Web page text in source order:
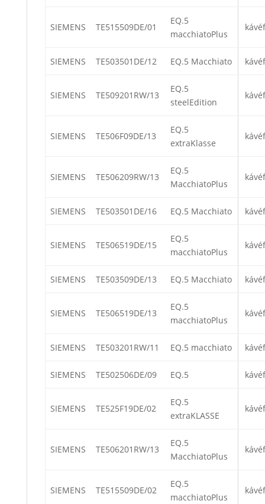
SIEMENS TE515509DE/01
EQ.5
macchiatoPlus
SIEMENS TE503501DE/12 EQ.5 Macchiato
SIEMENS TE509201RW/13
EQ.5
steelEdition
SIEMENS TE506F09DE/13
EQ.5
extraKlasse
SIEMENS TE506209RW/13
EQ.5
MacchiatoPlus
SIEMENS TE503501DE/16 EQ.5 Macchiato
SIEMENS TE506519DE/15
EQ.5
macchiatoPlus
SIEMENS TE503509DE/13 EQ.5 Macchiato
SIEMENS TE506519DE/13
EQ.5
macchiatoPlus
SIEMENS TE503201RW/11 EQ.5 macchiato
SIEMENS TE502506DE/09 EQ.5
SIEMENS TE525F19DE/02
EQ.5
extraKLASSE
SIEMENS TE506201RW/13
EQ.5
MacchiatoPlus
SIEMENS TE515509DE/02
EQ.5
macchiatoPlus